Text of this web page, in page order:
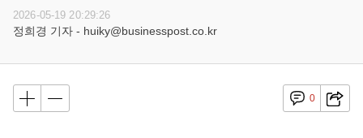
2026-05-19 20:29:26
정희경 기자 - huiky@businesspost.co.kr
0